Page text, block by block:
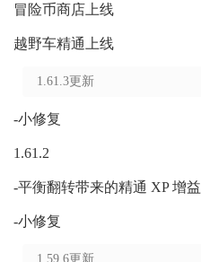
冒险币商店上线
越野车精通上线
1.61.3更新
-小修复
1.61.2
-平衡翻转带来的精通 XP 增益
-小修复
1.59.6更新